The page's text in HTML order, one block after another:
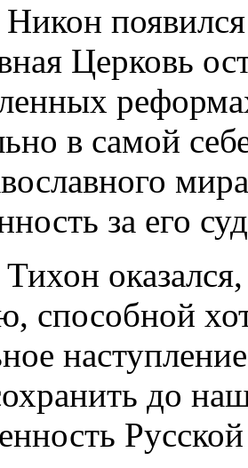
появился
Церковь
в самой
за его
способной
до